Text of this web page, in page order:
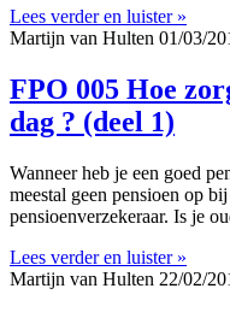
Lees verder en luister »
Martijn van Hulten 01/03/
FPO 005 Hoe
dag ? (deel 1)
Wanneer heb je een goed
meestal geen pensioen op
pensioenverzekeraar. Is je
Lees verder en luister »
Martijn van Hulten 22/02/